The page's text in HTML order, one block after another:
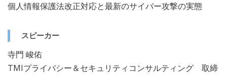
個人情報保護法改正対応と最新のサイバー攻撃の実態
スピーカー
寺門 峻佑
TMIプライバシー＆セキュリティコンサルティング 取締